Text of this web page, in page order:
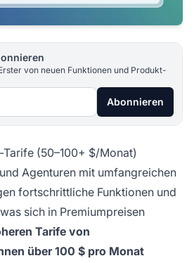
von neuen Funktionen und Produkt-
Abonnieren
(50–100+ $/Monat)
Agenturen mit umfangreichen
fortschrittliche Funktionen und
sich in Premiumpreisen
Tarife von
über 100 $ pro Monat